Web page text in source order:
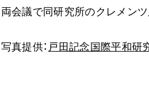
両会議で同研究所のクレメンツ
写真提供： 戸田記念国際平和研